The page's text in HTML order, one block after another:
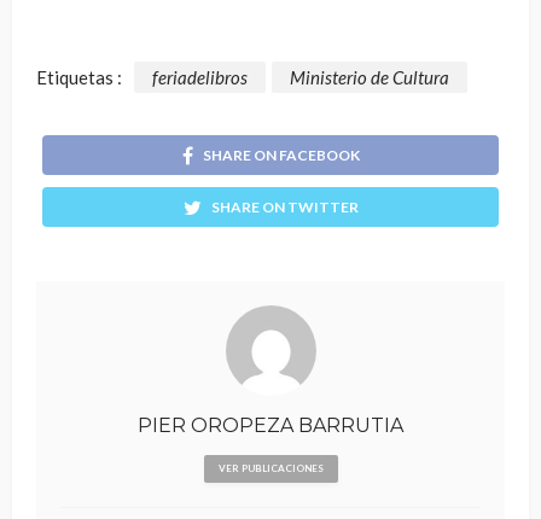
Etiquetas : feriadelibros Ministerio de Cultura
SHARE ON FACEBOOK
SHARE ON TWITTER
PIER OROPEZA BARRUTIA
VER PUBLICACIONES